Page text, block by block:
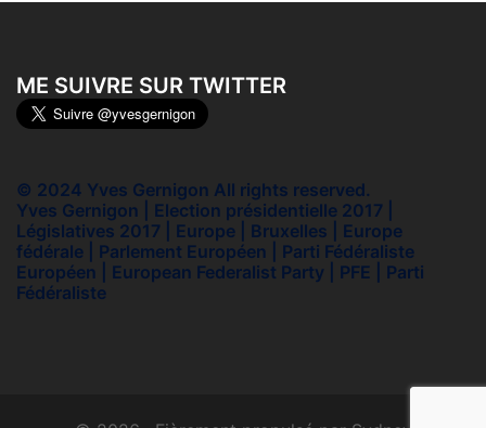
ME SUIVRE SUR TWITTER
© 2024 Yves Gernigon All rights reserved.
Yves Gernigon | Election présidentielle 2017 |
Législatives 2017 | Europe | Bruxelles | Europe
fédérale | Parlement Européen | Parti Fédéraliste
Européen | European Federalist Party | PFE | Parti
Fédéraliste